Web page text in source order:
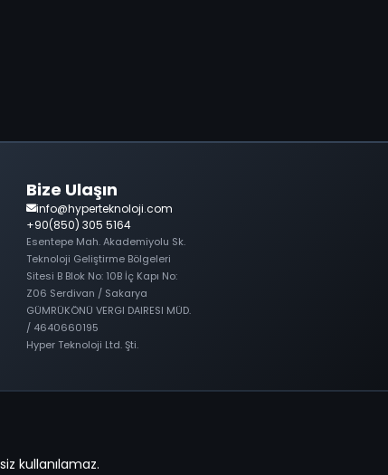
Bize Ulaşın
info@hyperteknoloji.com
+90(850) 305 5164
Esentepe Mah. Akademiyolu Sk.
Teknoloji Geliştirme Bölgeleri
Sitesi B Blok No: 10B İç Kapı No:
Z06 Serdivan / Sakarya
GÜMRÜKÖNÜ VERGI DAIRESI MÜD.
/ 4640660195
Hyper Teknoloji Ltd. Şti.
kullanılamaz.